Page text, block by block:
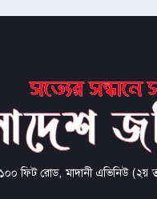
জুলাই গণ-অভ্যুত্থানের তথ্যচিত্রে
মাগুরায় সাকিব আল হাসানের
শেখ হাসিনার বক্তব্য ইস্যুতে পররাষ্ট্র
ফিট রোড, মাদানী এভিনিউ (২য়